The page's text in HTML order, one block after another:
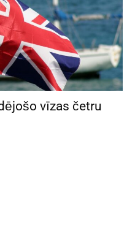
vīzas četru